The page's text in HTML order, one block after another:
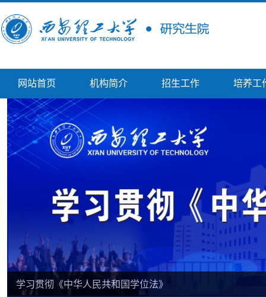
网站首页 机构简介 招生工作 培养工
学习贯彻《中华人民共和国学位法》